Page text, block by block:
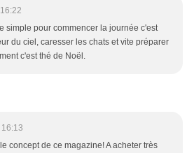
simple pour commencer la journée c'est
du ciel, caresser les chats et vite préparer
c'est thé de Noël.
concept de ce magazine! A acheter très